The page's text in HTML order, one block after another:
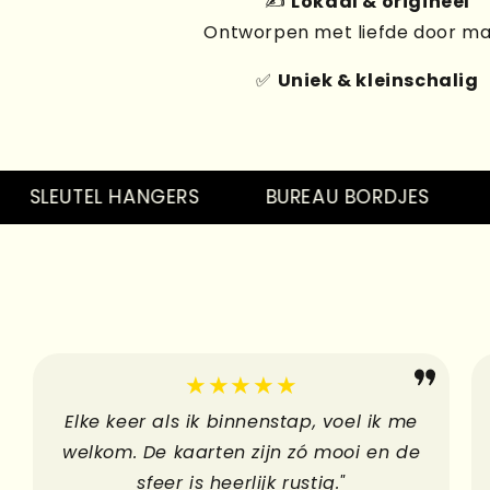
Ontworpen met liefde door
✅ Uniek & kleinschalig
HANGERS BUREAU BORDJES
★★★★★
Elke keer als ik binnenstap, voel ik me
welkom. De kaarten zijn zó mooi en de
sfeer is heerlijk rustig."